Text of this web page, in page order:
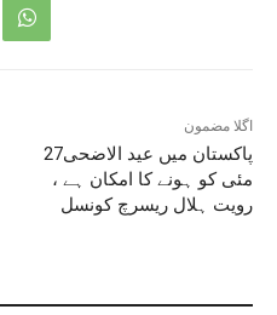
اگلا مضمون
پاکستان میں عید الاضحی27
مئی کو ہونے کا امکان ہے ،
رویت ہلال ریسرچ کونسل